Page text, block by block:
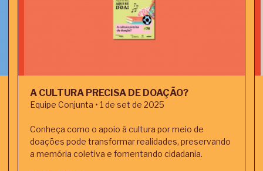
A CULTURA PRECISA DE DOAÇÃO?
Equipe Conjunta • 1 de set de 2025
Conheça como o apoio à cultura por meio de
doações pode transformar realidades, preservando
a memória coletiva e fomentando cidadania.